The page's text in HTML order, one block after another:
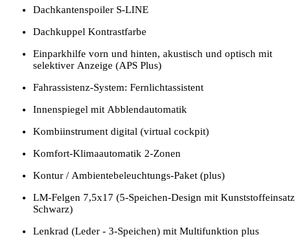
Dachkantenspoiler S-LINE
Dachkuppel Kontrastfarbe
Einparkhilfe vorn und hinten, akustisch und optisch mit
selektiver Anzeige (APS Plus)
Fahrassistenz-System: Fernlichtassistent
Innenspiegel mit Abblendautomatik
Kombiinstrument digital (virtual cockpit)
Komfort-Klimaautomatik 2-Zonen
Kontur / Ambientebeleuchtungs-Paket (plus)
LM-Felgen 7,5x17 (5-Speichen-Design mit Kunststoffeinsatz
Schwarz)
Lenkrad (Leder - 3-Speichen) mit Multifunktion plus